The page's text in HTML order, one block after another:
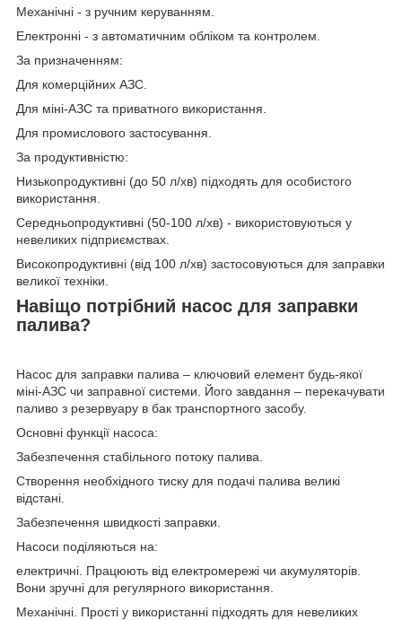
Механічні - з ручним керуванням.
Електронні - з автоматичним обліком та контролем.
За призначенням:
Для комерційних АЗС.
Для міні-АЗС та приватного використання.
Для промислового застосування.
За продуктивністю:
Низькопродуктивні (до 50 л/хв) підходять для особистого
використання.
Середньопродуктивні (50-100 л/хв) - використовуються у
невеликих підприємствах.
Високопродуктивні (від 100 л/хв) застосовуються для заправки
великої техніки.
Навіщо потрібний насос для заправки
палива?
Насос для заправки палива – ключовий елемент будь-якої
міні-АЗС чи заправної системи. Його завдання – перекачувати
паливо з резервуару в бак транспортного засобу.
Основні функції насоса:
Забезпечення стабільного потоку палива.
Створення необхідного тиску для подачі палива великі
відстані.
Забезпечення швидкості заправки.
Насоси поділяються на:
електричні. Працюють від електромережі чи акумуляторів.
Вони зручні для регулярного використання.
Механічні. Прості у використанні підходять для невеликих